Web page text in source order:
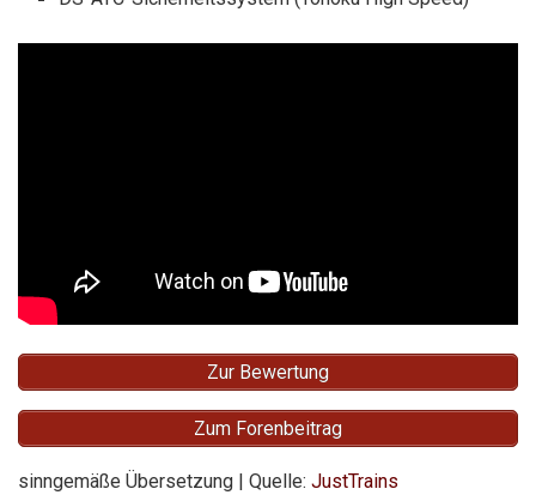
Zur Bewertung
Zum Forenbeitrag
sinngemäße Übersetzung | Quelle: JustTrains